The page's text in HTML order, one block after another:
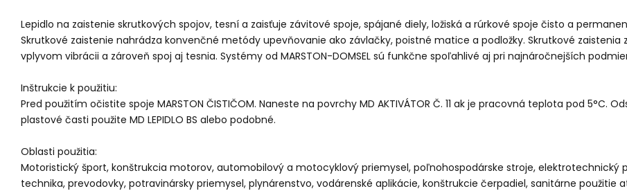
Lepidlo na zaistenie skrutkových spojov, tesní a zaisťuje závitové spoje, spájané diely, ložiská a rúrkové spoje čisto a
Skrutkové zaistenie nahrádza konvenčné metódy upevňovanie ako závlačky, poistné matice a podložky. Skrutkové
vplyvom vibrácii a zároveň spoj aj tesnia. Systémy od MARSTON-DOMSEL sú funkčne spoľahlivé aj pri najnáročnejších
Inštrukcie k použitiu:
Pred použitím očistite spoje MARSTON ČISTIČOM. Naneste na povrchy MD AKTIVÁTOR Č. 11 ak je pracovná teplota pod
plastové časti použite MD LEPIDLO BS alebo podobné.
Oblasti použitia:
Motoristický šport, konštrukcia motorov, automobilový a motocyklový priemysel, poľnohospodárske stroje, elektrotechnický
technika, prevodovky, potravinársky priemysel, plynárenstvo, vodárenské aplikácie, konštrukcie čerpadiel, sanitárne použitie